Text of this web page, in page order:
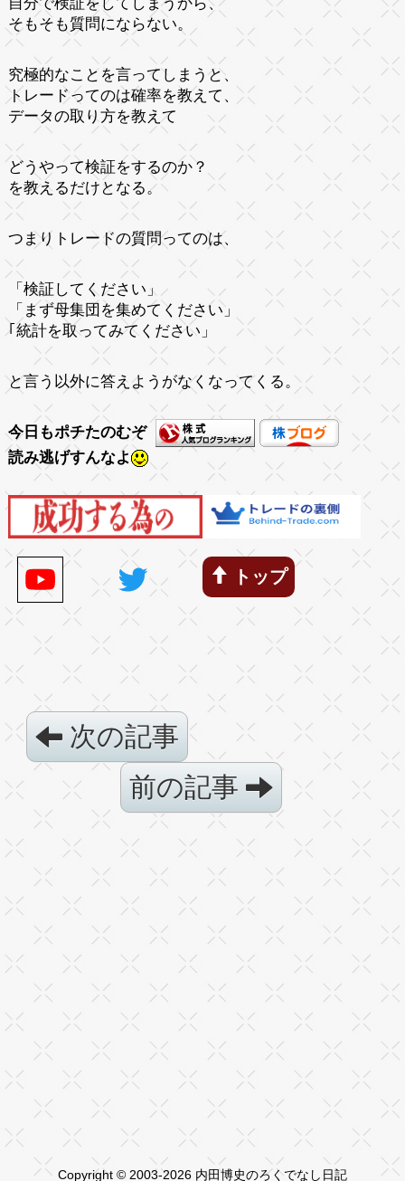
そもそも質問にならない。
究極的なことを言ってしまうと、
トレードってのは確率を教えて、
データの取り方を教えて
どうやって検証をするのか？
を教えるだけとなる。
つまりトレードの質問ってのは、
「検証してください」
「まず母集団を集めてください」
｢統計を取ってみてください」
と言う以外に答えようがなくなってくる。
今日もポチたのむぞ
読み逃げすんなよ
トップ
次の記事
前の記事
Copyright © 2003-2026 内田博史のろくでなし日記